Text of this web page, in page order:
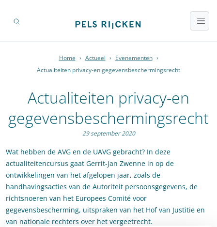
Home › Actueel › Evenementen ›
Actualiteiten privacy-en gegevensbeschermingsrecht
Actualiteiten privacy-en
gegevensbeschermingsrecht
29 september 2020
Wat hebben de AVG en de UAVG gebracht? In deze
actualiteitencursus gaat Gerrit-Jan Zwenne in op de
ontwikkelingen van het afgelopen jaar, zoals de
handhavingsacties van de Autoriteit persoonsgegevens, de
richtsnoeren van het Europees Comité voor
gegevensbescherming, uitspraken van het Hof van Justitie en
van nationale rechters over het vergeetrecht.